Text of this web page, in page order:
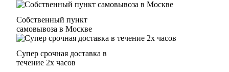
Собственный пункт
самовывоза в Москве
Супер срочная доставка в
течение 2х часов